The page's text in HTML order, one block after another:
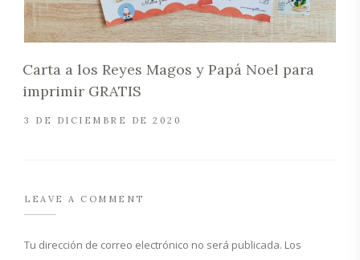
Carta a los Reyes Magos y Papá Noel para
imprimir GRATIS
3 DE DICIEMBRE DE 2020
LEAVE A COMMENT
Tu dirección de correo electrónico no será publicada. Los